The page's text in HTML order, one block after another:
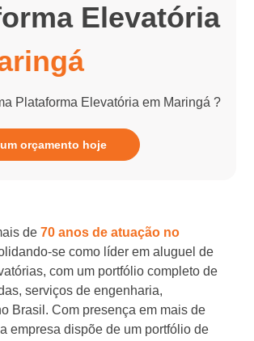
Elevatória
Plataforma Elevatória em Maringá ?
orçamento hoje
de70 anos de atuação no
se como líder em aluguel de
com um portfólio completo de
serviços de engenharia,
Brasil. Com presença em mais de
empresa dispõe de um portfólio de